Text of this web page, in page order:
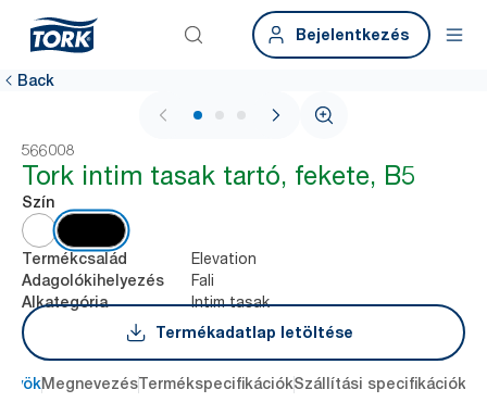
Bejelentkezés
Back
1 / 3
566008
Tork intim tasak tartó, fekete, B5
Szín
Termékcsalád Elevation
Adagolókihelyezés Fali
Alkategória
Intim tasak
Termékadatlap letöltése
MegnevezésTermékspecifikációkSzállítási specifikációk